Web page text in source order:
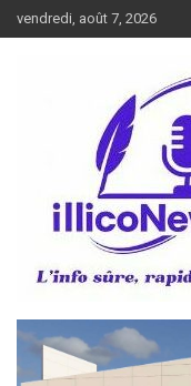
au
vendredi, août 7, 2026
illiconews